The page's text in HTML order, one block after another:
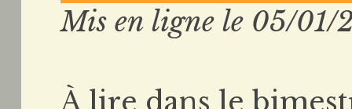
Mis en ligne le 05/01/
À lire dans le